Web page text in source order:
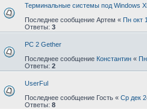
Терминальные системы под Windows
Последнее сообщение Артем « Пн окт
Ответы: 3
PC 2 Gether
Последнее сообщение Константин « Пн
Ответы: 2
UserFul
Последнее сообщение Гость « Ср дек
Ответы: 8